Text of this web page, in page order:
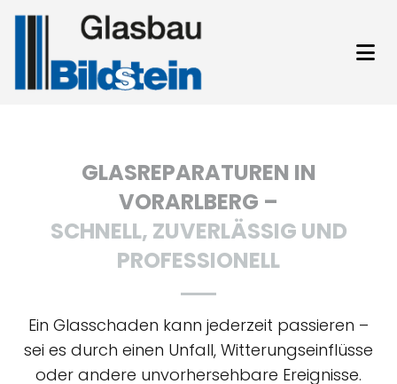
GLASREPARATUREN IN
VORARLBERG –
SCHNELL, ZUVERLÄSSIG UND
PROFESSIONELL
Ein Glasschaden kann jederzeit passieren –
sei es durch einen Unfall, Witterungseinflüsse
oder andere unvorhersehbare Ereignisse.